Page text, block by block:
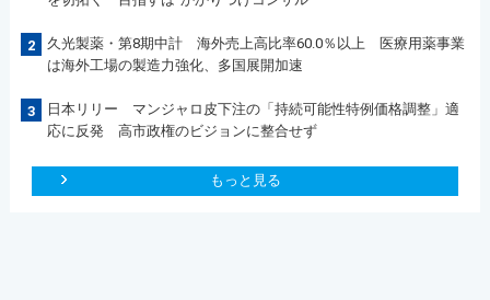
2
久光製薬・第8期中計 海外売上高比率60.0％以上 医療用薬事業
は海外工場の製造力強化、多国展開加速
3
日本リリー マンジャロ皮下注の「持続可能性特例価格調整」適
応に反発 高市政権のビジョンに整合せず
もっと見る